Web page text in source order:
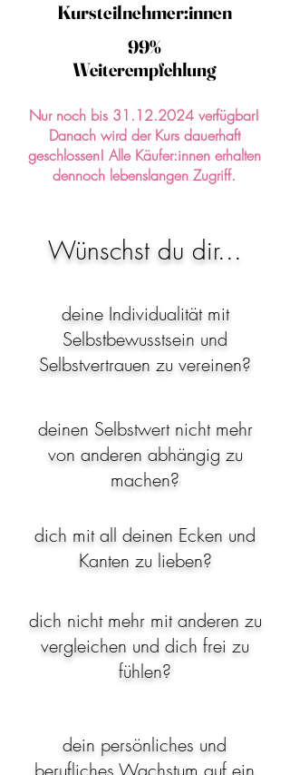
Kursteilnehmer:innen
Kursteilnehmer:innen
99%
Weiterempfehlung
99%
Weiterempfehlung
Nur noch bis 31.12.2024 verfügbar!
Danach wird der Kurs dauerhaft
geschlossen! Alle Käufer:innen erhalten
dennoch lebenslangen Zugriff.
Wünschst du dir...
deine Individualität mit
Selbstbewusstsein und
Selbstvertrauen zu vereinen?
deinen Selbstwert nicht mehr
von anderen abhängig zu
machen?
dich mit all deinen Ecken und
Kanten zu lieben?
dich nicht mehr mit anderen zu
vergleichen und dich frei zu
fühlen?
dein persönliches und